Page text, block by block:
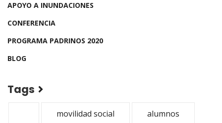
APOYO A INUNDACIONES
CONFERENCIA
PROGRAMA PADRINOS 2020
BLOG
Tags
movilidad social alumnos